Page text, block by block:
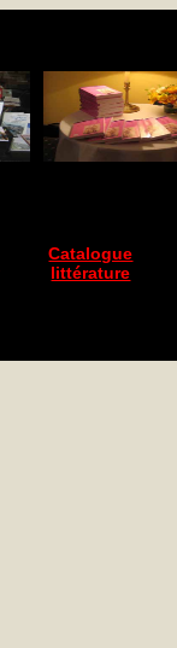
Catalogue
littérature